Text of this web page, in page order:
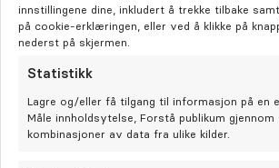
innstillingene dine, inkludert å trekke tilbake
på cookie-erklæringen, eller ved å klikke på
nederst på skjermen.
Statistikk
Lagre og/eller få tilgang til informasjon på en
Måle innholdsytelse, Forstå publikum
kombinasjoner av data fra ulike kilder.
Under andre besøk skjer følgende:
Antibakterielt innlegg fjernes
Tannen rotfylles. Rotfyllingen
sement («sealer») og et
gummi (guttaperka). For å